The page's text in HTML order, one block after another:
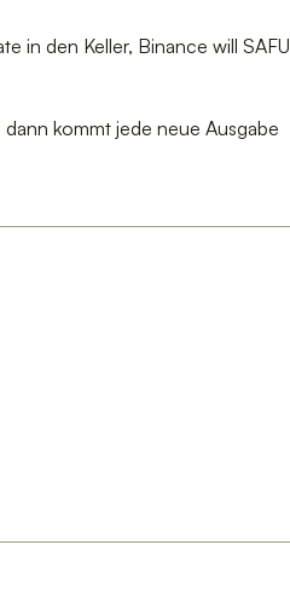
in den Keller, Binance will SAFU
kommt jede neue Ausgabe